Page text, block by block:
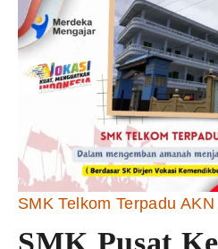
SMK Telkom Terpadu